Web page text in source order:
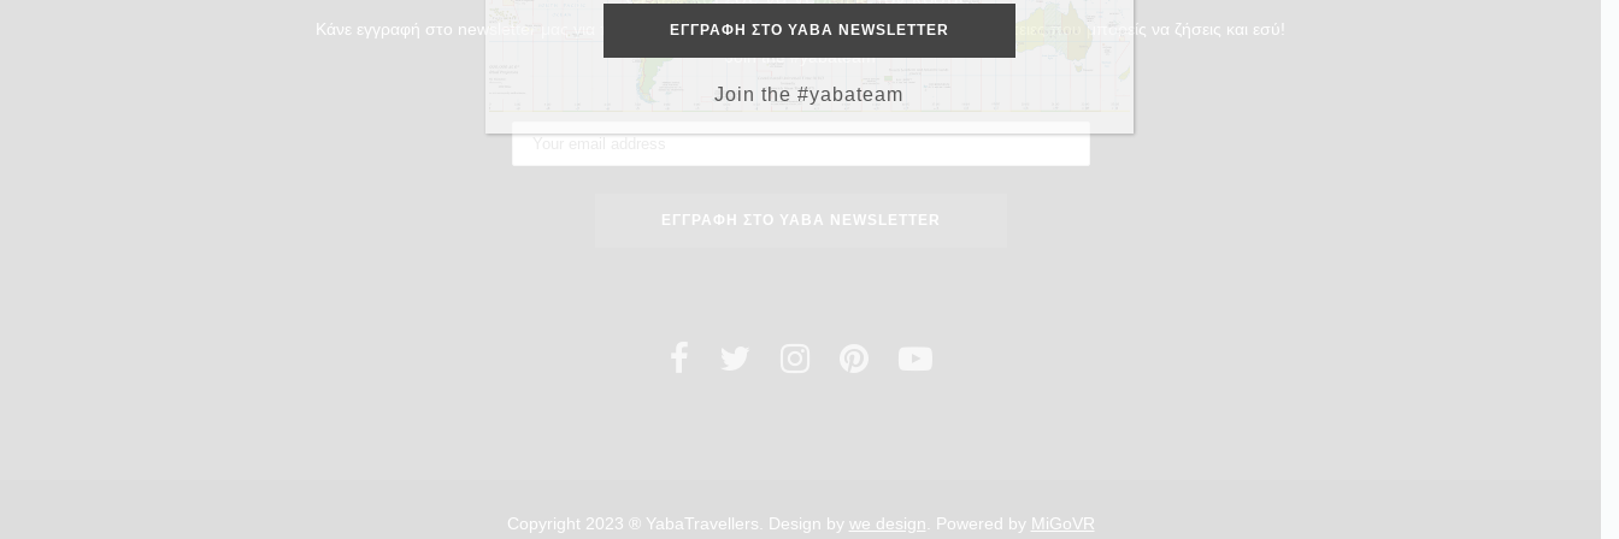
Κάνε εγγραφή στο newsletter μας για περισσότερα ταξιδιωτικά tips, προορισμούς και περιπέτειες που μπορείς να ζήσεις και εσύ!
Join the #yabateam
Copyright 2023 ® YabaTravellers. Design by we design . Powered by MiGoVR
Join the #yabateam